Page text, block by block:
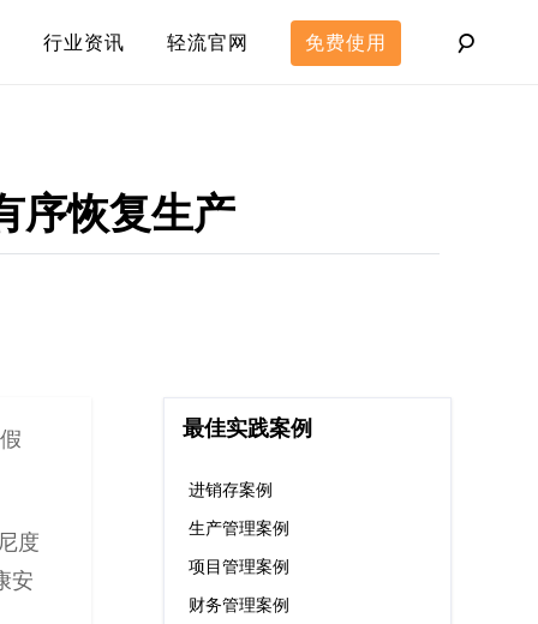
行业资讯 轻流官网 免费使用
序恢复生产
度
安
最佳实践案例
进销存案例
生产管理案例
项目管理案例
财务管理案例